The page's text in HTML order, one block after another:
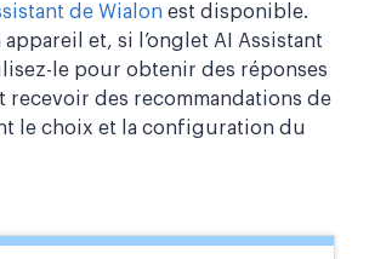
de Wialon est disponible.
et, si l’onglet AI Assistant
le pour obtenir des réponses
recevoir des recommandations de
le choix et la configuration du